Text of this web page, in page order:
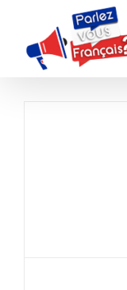
contenu